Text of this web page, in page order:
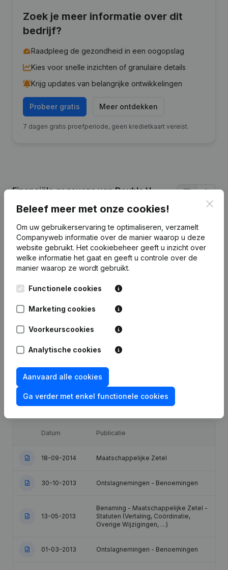
Zoek je meer informatie over dit
bedrijf?
Raadpleeg de gezondheid in een oogopslag
Kies voor snelle inzichten of granulaire details
Krijg updates van belangrijke ontwikkelingen
Probeer gratis Meer ontdekken
7 dagen gratis proefperiode, geen kredietkaart vereist.
Financiële gegevensvan Double U
Buildings
2013 2011
Winst/Verlies €9.456 €56.948 €6.009 €-4.605
Eigen
vermogen
€147.615 €138.160
Publicaties van Double U Buildings
Datum Publicatie
18-09-2014 Maatschappelijke Zetel
30-10-2013 Ontslagnemingen - Benoemingen
13-05-2013
Benaming - Maatschappelijke Zetel -
Statuten (Vertaling, Coördinatie,
Overige Wijzigingen, …)
01-03-2013 Ontslagnemingen - Benoemingen
Beleef meer met onze cookies!
Om uw gebruikerservaring te optimaliseren, verzamelt
Companyweb informatie over de manier waarop u deze
website gebruikt. Het cookiebeheer geeft u inzicht over
welke informatie het gaat en geeft u controle over de
manier waarop ze wordt gebruikt.
Functionele cookies
Marketing cookies
Voorkeurscookies
Analytische cookies
Aanvaard alle cookies
Ga verder met enkel functionele cookies